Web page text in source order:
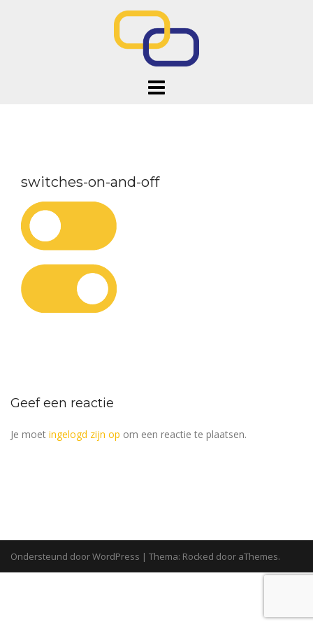
switches-on-and-off
Geef een reactie
Je moet ingelogd zijn op om een reactie te plaatsen.
Ondersteund door WordPress | Thema: Rocked door aThemes.